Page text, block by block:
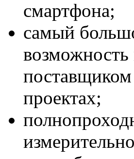
смартфона;
самый
проектах;